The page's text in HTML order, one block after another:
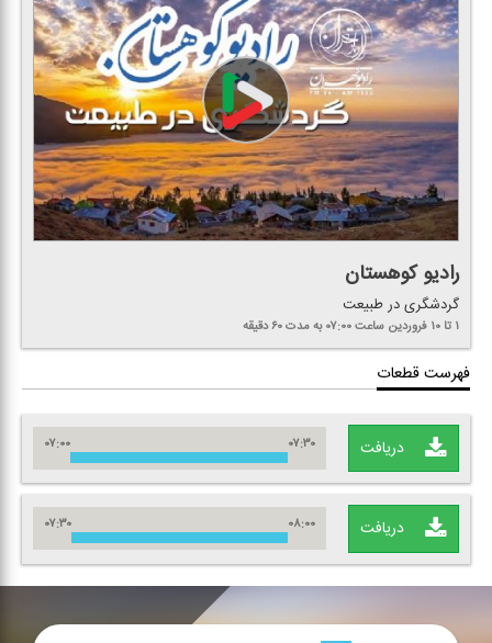
رادیو كوهستان
گردشگری در طبیعت
۱ تا ۱۰ فروردین ساعت ۰۷:۰۰ به مدت ۶۰ دقیقه
فهرست قطعات
دریافت ۰۷:۰۰ ۰۷:۳۰
دریافت ۰۷:۳۰ ۰۸:۰۰